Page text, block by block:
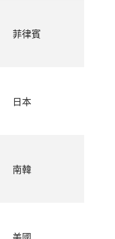
菲律賓
日本
南韓